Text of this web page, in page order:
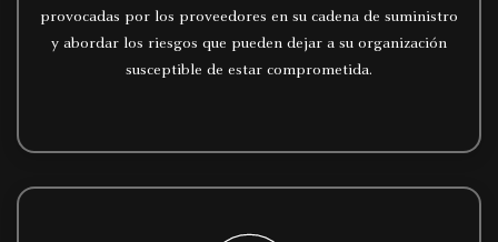
provocadas por los proveedores en su cadena de suministro
y abordar los riesgos que pueden dejar a su organización
susceptible de estar comprometida.